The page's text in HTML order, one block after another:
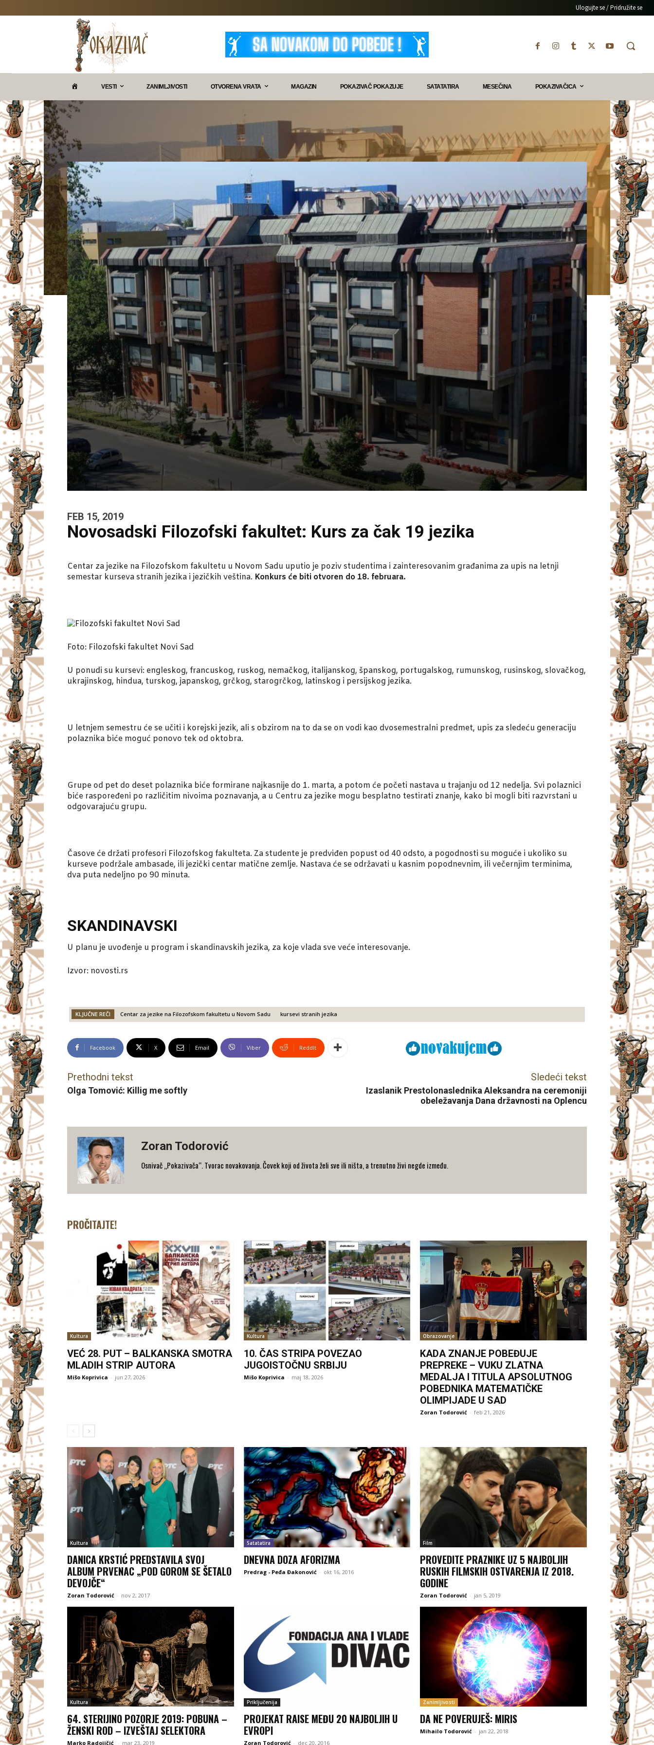
Ulogujte se / Pridružite se
O
K
A
Z
I
V
A
Č
VESTI ZANIMLJIVOSTI OTVORENA VRATA MAGAZIN POKAZIVAČ POKAZUJE SATATATIRA MESEČINA POKAZIVAČICA
FEB 15, 2019
Novosadski Filozofski fakultet: Kurs za čak 19 jezika
Centar za jezike na Filozofskom fakultetu u Novom Sadu uputio je poziv studentima i zainteresovanim građanima za upis na letnji
semestar kurseva stranih jezika i jezičkih veština. Konkurs će biti otvoren do 18. februara.
Foto: Filozofski fakultet Novi Sad
U ponudi su kursevi: engleskog, francuskog, ruskog, nemačkog, italijanskog, španskog, portugalskog, rumunskog, rusinskog, slovačkog,
ukrajinskog, hindua, turskog, japanskog, grčkog, starogrčkog, latinskog i persijskog jezika.
U letnjem semestru će se učiti i korejski jezik, ali s obzirom na to da se on vodi kao dvosemestralni predmet, upis za sledeću generaciju
polaznika biće moguć ponovo tek od oktobra.
Grupe od pet do deset polaznika biće formirane najkasnije do 1. marta, a potom će početi nastava u trajanju od 12 nedelja. Svi polaznici
biće raspoređeni po različitim nivoima poznavanja, a u Centru za jezike mogu besplatno testirati znanje, kako bi mogli biti razvrstani u
odgovarajuću grupu.
Časove će držati profesori Filozofskog fakulteta. Za studente je predviđen popust od 40 odsto, a pogodnosti su moguće i ukoliko su
kurseve podržale ambasade, ili jezički centar matične zemlje. Nastava će se održavati u kasnim popodnevnim, ili večernjim terminima,
dva puta nedeljno po 90 minuta.
SKANDINAVSKI
U planu je uvođenje u program i skandinavskih jezika, za koje vlada sve veće interesovanje.
Izvor: novosti.rs
KLJUČNE REČI Centar za jezike na Filozofskom fakultetu u Novom Sadu kursevi stranih jezika
Facebook X Email Viber ReddIt
Prethodni tekst
Olga Tomović: Killig me softly
Sledeći tekst
Izaslanik Prestolonaslednika Aleksandra na ceremoniji
obeležavanja Dana državnosti na Oplencu
Zoran Todorović
Osnivač „Pokazivača“. Tvorac novakovanja. Čovek koji od života želi sve ili ništa, a trenutno živi negde između.
PROČITAJTE!
Kultura
VEĆ 28. PUT – BALKANSKA SMOTRA
MLADIH STRIP AUTORA
Mišo Koprivica - jun 27, 2026
Kultura
10. ČAS STRIPA POVEZAO
JUGOISTOČNU SRBIJU
Mišo Koprivica - maj 18, 2026
Obrazovanje
KADA ZNANJE POBEĐUJE
PREPREKE – VUKU ZLATNA
MEDALJA I TITULA APSOLUTNOG
POBEDNIKA MATEMATIČKE
OLIMPIJADE U SAD
Zoran Todorović - feb 21, 2026
Kultura
DANICA KRSTIĆ PREDSTAVILA SVOJ
ALBUM PRVENAC „POD GOROM SE ŠETALO
DEVOJČE“
Zoran Todorović - nov 2, 2017
Satatatira
DNEVNA DOZA AFORIZMA
Predrag - Peđa Đakonović - okt 16, 2016
Film
PROVEDITE PRAZNIKE UZ 5 NAJBOLJIH
RUSKIH FILMSKIH OSTVARENJA IZ 2018.
GODINE
Zoran Todorović - jan 5, 2019
Kultura
64. STERIJINO POZORJE 2019: POBUNA –
ŽENSKI ROD – IZVEŠTAJ SELEKTORA
Marko Radojičić - mar 23, 2019
Priključenija
PROJEKAT RAISE MEĐU 20 NAJBOLJIH U
EVROPI
Zoran Todorović - dec 20, 2016
Zanimljivosti
DA NE POVERUJEŠ: MIRIS
Mihailo Todorović - jan 22, 2018